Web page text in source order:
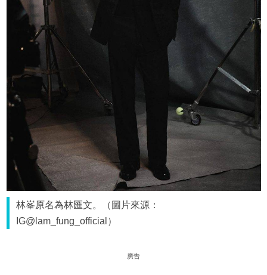
林峯原名為林匯文。（圖片來源：
IG@lam_fung_official）
廣告